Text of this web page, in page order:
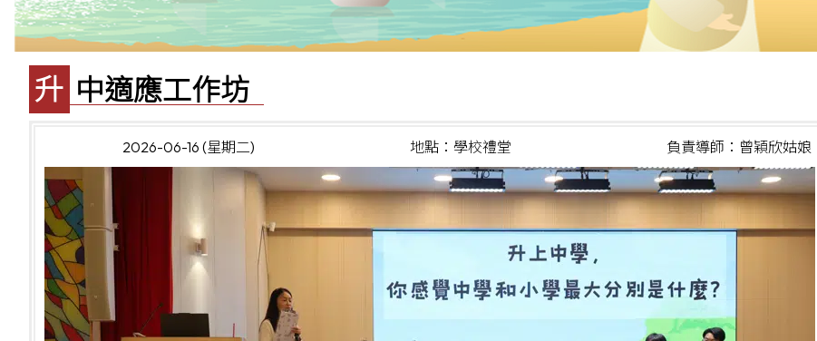
升中適應工作坊
2026-06-16 (星期二) 地點：學校禮堂 負責導師：曾穎欣姑娘